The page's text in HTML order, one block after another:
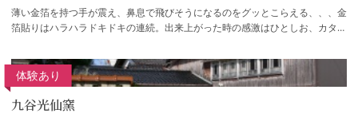
薄い金箔を持つ手が震え、鼻息で飛びそうになるのをグッとこらえる、、、金
箔貼りはハラハラドキドキの連続。出来上がった時の感激はひとしお、カタニ
九谷光仙窯
体験あり